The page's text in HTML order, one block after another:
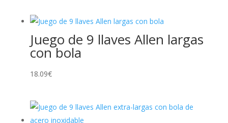
desde
4.14€
hasta
Juego de 9 llaves Allen largas
con bola
18.09€